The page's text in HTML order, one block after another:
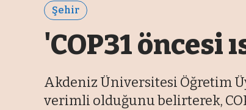
Şehir
'COP31 öncesi
Akdeniz Üniversitesi Öğretim
verimli olduğunu belirterek,